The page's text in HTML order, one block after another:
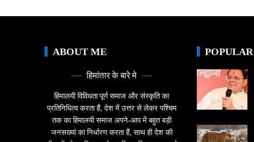
ABOUT ME
हिमांतार के बारे मे
हिमालयी विविधता पूर्ण समाज और संस्कृति का
प्रतिनिधित्व करता हैं, देश में उत्तर से लेकर पश्चिम
तक का हिमालयी समाज अपने-आप में बहुत बड़ी
जनसख्यां का निर्धारण करता हैं, साथ ही देश की
POPULAR